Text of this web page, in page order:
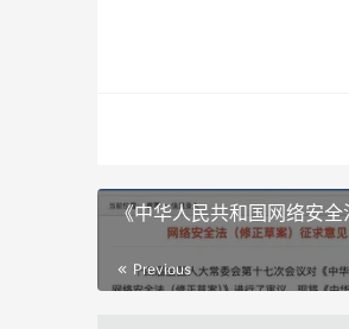
《中华人民共和国网络安
Previous